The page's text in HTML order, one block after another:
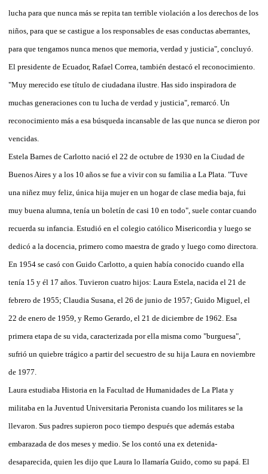
lucha para que nunca más se repita tan terrible violación a los derechos de los
niños, para que se castigue a los responsables de esas conductas aberrantes,
para que tengamos nunca menos que memoria, verdad y justicia", concluyó.
El presidente de Ecuador, Rafael Correa, también destacó el reconocimiento.
"Muy merecido ese título de ciudadana ilustre. Has sido inspiradora de
muchas generaciones con tu lucha de verdad y justicia", remarcó. Un
reconocimiento más a esa búsqueda incansable de las que nunca se dieron por
vencidas.
Estela Barnes de Carlotto nació el 22 de octubre de 1930 en la Ciudad de
Buenos Aires y a los 10 años se fue a vivir con su familia a La Plata. "Tuve
una niñez muy feliz, única hija mujer en un hogar de clase media baja, fui
muy buena alumna, tenía un boletín de casi 10 en todo", suele contar cuando
recuerda su infancia. Estudió en el colegio católico Misericordia y luego se
dedicó a la docencia, primero como maestra de grado y luego como directora.
En 1954 se casó con Guido Carlotto, a quien había conocido cuando ella
tenía 15 y él 17 años. Tuvieron cuatro hijos: Laura Estela, nacida el 21 de
febrero de 1955; Claudia Susana, el 26 de junio de 1957; Guido Miguel, el
22 de enero de 1959, y Remo Gerardo, el 21 de diciembre de 1962. Esa
primera etapa de su vida, caracterizada por ella misma como "burguesa",
sufrió un quiebre trágico a partir del secuestro de su hija Laura en noviembre
de 1977.
Laura estudiaba Historia en la Facultad de Humanidades de La Plata y
militaba en la Juventud Universitaria Peronista cuando los militares se la
llevaron. Sus padres supieron poco tiempo después que además estaba
embarazada de dos meses y medio. Se los contó una ex detenida-
desaparecida, quien les dijo que Laura lo llamaría Guido, como su papá. El